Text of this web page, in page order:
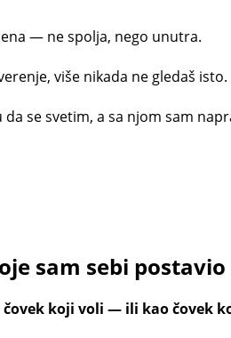
— ne spolja, nego unutra.
više nikada ne gledaš isto.
se svetim, a sa njom sam
sam sebi postavio
koji voli — ili kao čovek